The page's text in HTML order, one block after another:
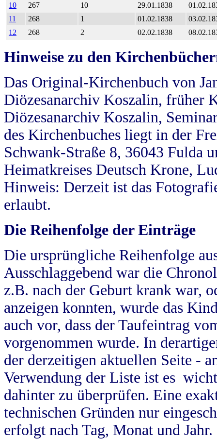
10
267 10 29.01.1838
11
268 1 01.02.1838
12
268 2 02.02.1838
Hinweise zu den
Das Original-Kirchenbuch von
Diözesanarchiv Koszalin, früher
Diözesanarchiv Koszalin,
des Kirchenbuches liegt in der
Schwank-Straße 8, 36043 Fulda
Heimatkreises Deutsch Krone,
Hinweis: Derzeit ist das
erlaubt.
Die Reihenfolge der Einträge
Die ursprüngliche Reihenfolge
Ausschlaggebend war die
z.B. nach der Geburt krank war,
anzeigen konnten, wurde das
auch vor, dass der Taufeintrag
vorgenommen wurde. In
der derzeitigen aktuellen Seite -
Verwendung der Liste ist es
dahinter zu überprüfen. Eine
technischen Gründen nur
erfolgt nach Tag, Monat und Jahr.